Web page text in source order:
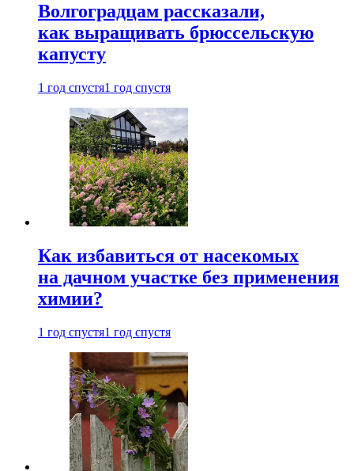
Волгоградцам рассказали,
как выращивать брюссельскую
капусту
1 год спустя1 год спустя
Как избавиться от насекомых
на дачном участке без применения
химии?
1 год спустя1 год спустя